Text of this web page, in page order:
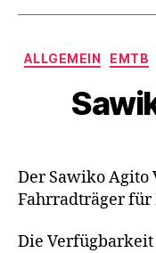
n
e
a
n
e
ALLGEMEIN EMTB
Der Sawiko Agito
Fahrradträger für
Die